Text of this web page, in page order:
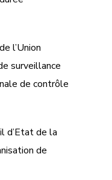
l’Union
surveillance
de contrôle
d’Etat de la
de